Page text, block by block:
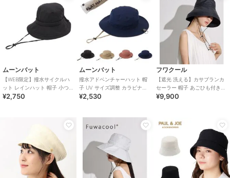
ムーンバット
【WEB限定】撥水サイクルハ
ット レインハット 帽子 小つば
UV サイズ調整 紐付き ユニセ
¥2,750
ムーンバット
撥水アドベンチャーハット 帽
子 UV サイズ調整 カラビナ付
き 紐付き メッシュ ユニセック
¥2,530
フワクール
【遮光 洗える】カサブランカ
セーラー 帽子 あごひも付き
UV サイズ調整
¥9,900